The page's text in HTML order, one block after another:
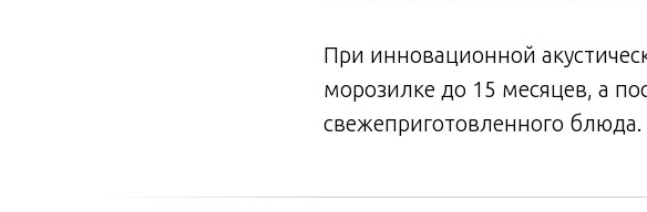
При инновационной
морозилке до 15 месяцев, а
свежеприготовленного блюда.